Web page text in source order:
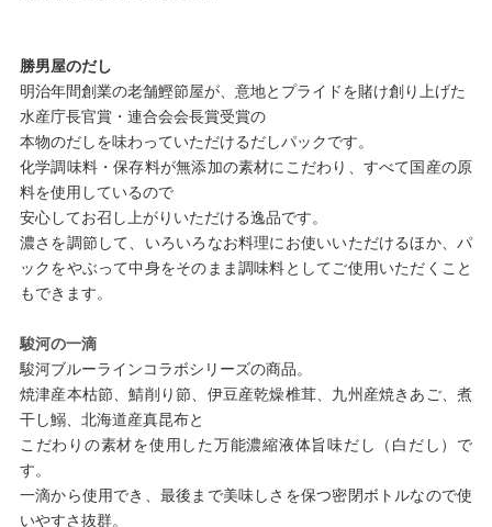
勝男屋のだし
明治年間創業の老舗鰹節屋が、意地とプライドを賭け創り上げた
水産庁長官賞・連合会会長賞受賞の
本物のだしを味わっていただけるだしパックです。
化学調味料・保存料が無添加の素材にこだわり、すべて国産の原
料を使用しているので
安心してお召し上がりいただける逸品です。
濃さを調節して、いろいろなお料理にお使いいただけるほか、パ
ックをやぶって中身をそのまま調味料としてご使用いただくこと
もできます。
駿河の一滴
駿河ブルーラインコラボシリーズの商品。
焼津産本枯節、鯖削り節、伊豆産乾燥椎茸、九州産焼きあご、煮
干し鰯、北海道産真昆布と
こだわりの素材を使用した万能濃縮液体旨味だし（白だし）で
す。
一滴から使用でき、最後まで美味しさを保つ密閉ボトルなので使
いやすさ抜群。